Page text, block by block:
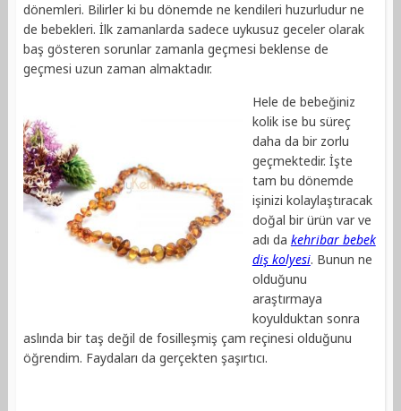
dönemleri. Bilirler ki bu dönemde ne kendileri huzurludur ne
de bebekleri. İlk zamanlarda sadece uykusuz geceler olarak
baş gösteren sorunlar zamanla geçmesi beklense de
geçmesi uzun zaman almaktadır.
Hele de bebeğiniz
kolik ise bu süreç
daha da bir zorlu
geçmektedir. İşte
tam bu dönemde
işinizi kolaylaştıracak
doğal bir ürün var ve
adı da kehribar bebek
diş kolyesi. Bunun ne
olduğunu
araştırmaya
koyulduktan sonra
aslında bir taş değil de fosilleşmiş çam reçinesi olduğunu
öğrendim. Faydaları da gerçekten şaşırtıcı.